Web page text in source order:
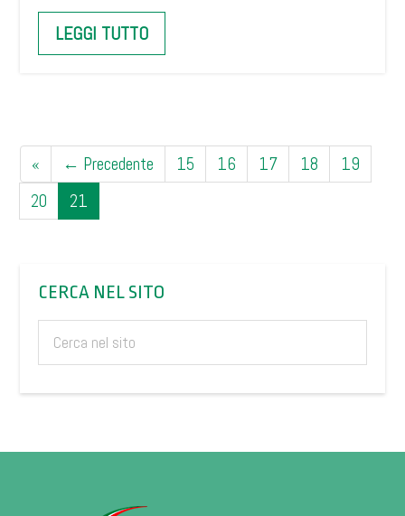
LEGGI TUTTO
« ← Precedente 15 16 17 18
19
20
21
CERCA NEL SITO